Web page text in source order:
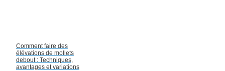
Comment faire des
élévations de mollets
debout : Techniques,
avantages et variations